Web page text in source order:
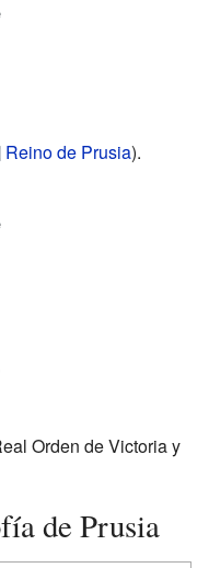
Reino de Prusia).
Orden de Victoria y
de Prusia